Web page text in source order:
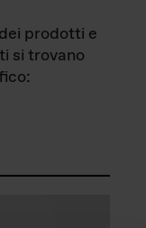
prodotti e
si trovano